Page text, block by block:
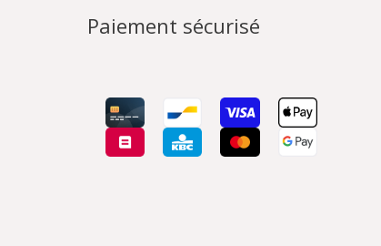
Paiement sécurisé